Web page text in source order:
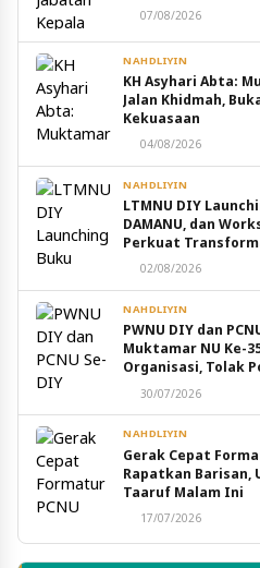
07/08/2026
NAHDLIYIN
KH Asyhari Abta:
Jalan Khidmah,
Kekuasaan
04/08/2026
NAHDLIYIN
LTMNU DIY
DAMANU, dan
Perkuat
02/08/2026
NAHDLIYIN
PWNU DIY dan
Muktamar NU Ke-
Organisasi, Tolak
Intervensi Eksternal
30/07/2026
NAHDLIYIN
Gerak Cepat
Rapatkan Barisan,
Taaruf Malam Ini
17/07/2026